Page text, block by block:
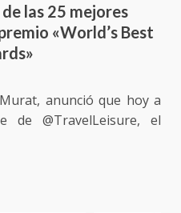
las 25 mejores
«World’s Best
anunció que hoy a
de @TravelLeisure, el